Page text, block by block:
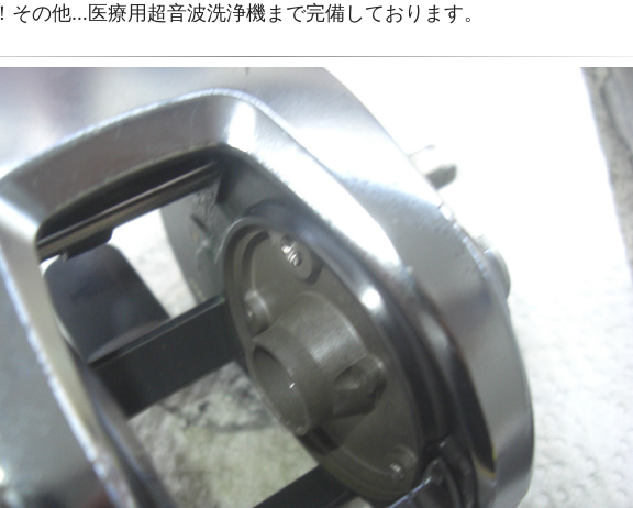
その他…医療用超音波洗浄機まで完備しております。